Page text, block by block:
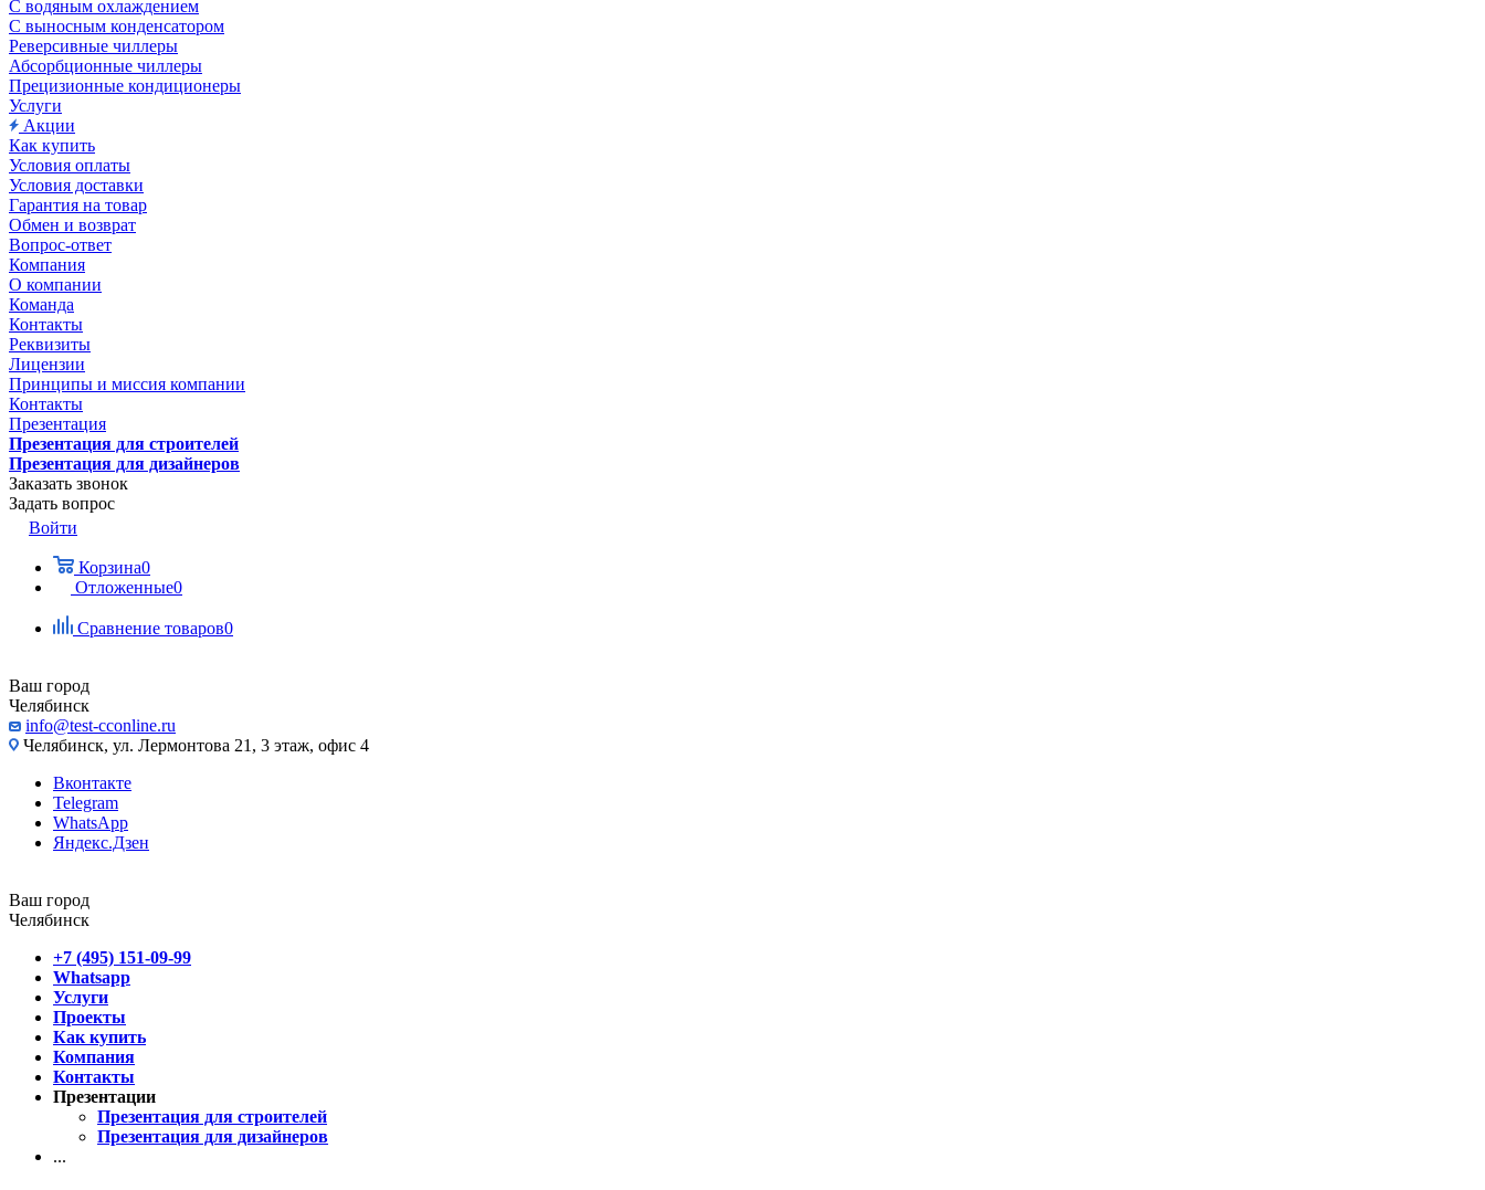
С водяным охлаждением
С выносным конденсатором
Реверсивные чиллеры
Абсорбционные чиллеры
Прецизионные кондиционеры
Услуги
Акции
Как купить
Условия оплаты
Условия доставки
Гарантия на товар
Обмен и возврат
Вопрос-ответ
Компания
О компании
Команда
Контакты
Реквизиты
Лицензии
Принципы и миссия компании
Контакты
Презентация
Презентация для строителей
Презентация для дизайнеров
Заказать звонок
Задать вопрос
Войти
Корзина0
Отложенные0
Сравнение товаров0
Ваш город
Челябинск
info@test-cconline.ru
Челябинск, ул. Лермонтова 21, 3 этаж, офис 4
Вконтакте
Telegram
WhatsApp
Яндекс.Дзен
Ваш город
Челябинск
+7 (495) 151-09-99
Whatsapp
Услуги
Проекты
Как купить
Компания
Контакты
Презентации
Презентация для строителей
Презентация для дизайнеров
...